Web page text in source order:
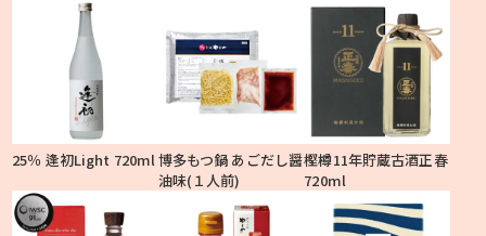
25％ 逢初Light 720ml博多もつ鍋 あごだし醤
油味(１人前)
樫樽11年貯蔵古酒正春
720ml